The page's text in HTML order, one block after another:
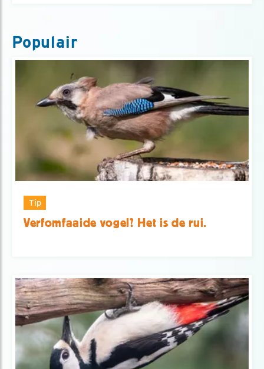
Populair
Tip
Verfomfaaide vogel? Het is de rui.